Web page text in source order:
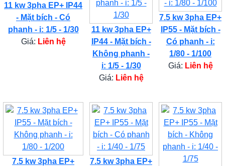
11 kw 3pha EP+ IP44
- Mặt bích - Có
phanh - i: 1/5 - 1/30
Giá: Liên hệ
11 kw 3pha EP+
IP44 - Mặt bích -
Không phanh -
i: 1/5 - 1/30
Giá: Liên hệ
7.5 kw 3pha EP+
IP55 - Mặt bích -
Có phanh - i:
1/80 - 1/100
Giá: Liên hệ
7.5 kw 3pha EP+
7.5 kw 3pha EP+